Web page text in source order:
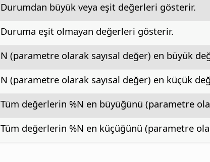
Durumdan büyük veya eşit değerleri gösterir.
Duruma eşit olmayan değerleri gösterir.
N (parametre olarak sayısal değer) en büyük
N (parametre olarak sayısal değer) en küçük
Tüm değerlerin %N en büyüğünü (parametre
Tüm değerlerin %N en küçüğünü (parametre